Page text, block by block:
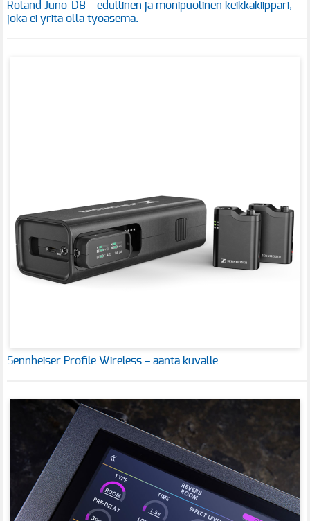
Roland Juno-D8 – edullinen ja monipuolinen keikkakiippari,
joka ei yritä olla työasema.
Sennheiser Profile Wireless – ääntä kuvalle